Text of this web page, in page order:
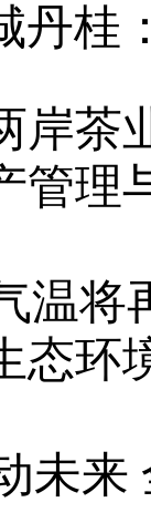
丹桂
岸茶
管理
温将
态环
未